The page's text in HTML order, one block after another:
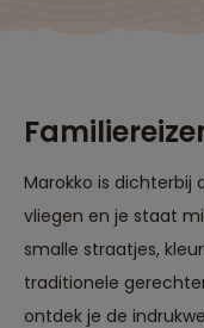
Marokko is dichterbij
vliegen en je staat
smalle straatjes,
traditionele
ontdek je de